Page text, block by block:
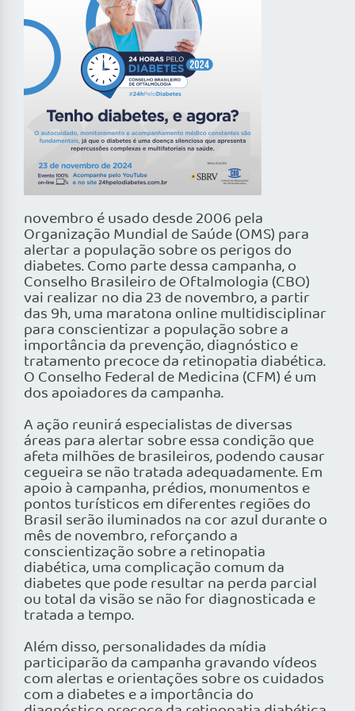
novembro é usado desde 2006 pela
Organização Mundial de Saúde (OMS) para
alertar a população sobre os perigos do
diabetes. Como parte dessa campanha, o
Conselho Brasileiro de Oftalmologia (CBO)
vai realizar no dia 23 de novembro, a partir
das 9h, uma maratona online multidisciplinar
para conscientizar a população sobre a
importância da prevenção, diagnóstico e
tratamento precoce da retinopatia diabética.
O Conselho Federal de Medicina (CFM) é um
dos apoiadores da campanha.
A ação reunirá especialistas de diversas
áreas para alertar sobre essa condição que
afeta milhões de brasileiros, podendo causar
cegueira se não tratada adequadamente. Em
apoio à campanha, prédios, monumentos e
pontos turísticos em diferentes regiões do
Brasil serão iluminados na cor azul durante o
mês de novembro, reforçando a
conscientização sobre a retinopatia
diabética, uma complicação comum da
diabetes que pode resultar na perda parcial
ou total da visão se não for diagnosticada e
tratada a tempo.
Além disso, personalidades da mídia
participarão da campanha gravando vídeos
com alertas e orientações sobre os cuidados
com a diabetes e a importância do